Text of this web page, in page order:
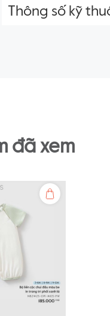
Thông số kỹ
đã xem